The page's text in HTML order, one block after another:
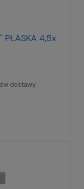
PŁASKA 4,5x
dostawy